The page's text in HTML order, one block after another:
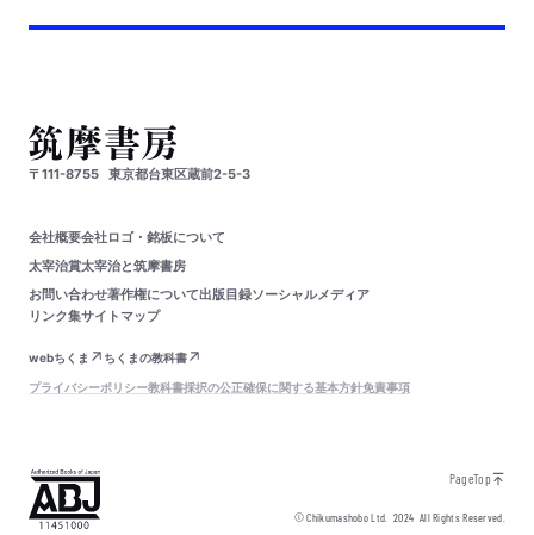
〒111-8755 東京都台東区蔵前2-5-3
会社概要会社ロゴ・銘板について
太宰治賞太宰治と筑摩書房
お問い合わせ著作権について出版目録ソーシャルメディア
リンク集サイトマップ
webちくま
ちくまの教科書
プライバシーポリシー教科書採択の公正確保に関する基本方針免責事項
PageTop
© Chikumashobo Ltd.2024 All Rights Reserved.